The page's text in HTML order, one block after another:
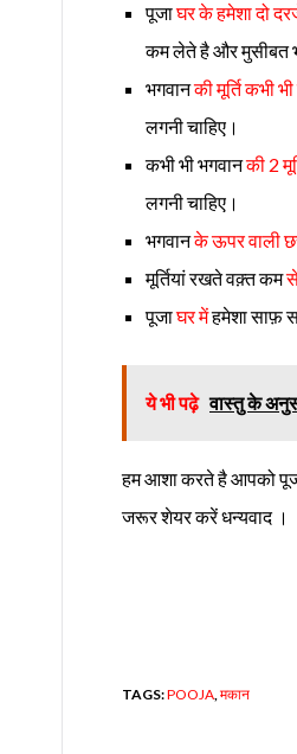
पूजाघर के हमेशा दो
कम लेते है और मुसीबत
भगवानकी मूर्ति कभी
लगनी चाहिए।
कभी भी भगवानकी 2
लगनी चाहिए।
भगवानके ऊपर वाली
मूर्तियां रखते वक़्त कम
पूजाघर मेंहमेशा साफ़
ये भी पढ़े वास्तु के
हम आशा करते है आपको
जरूर शेयर करें धन्यवाद ।
TAGS:POOJA,मकान